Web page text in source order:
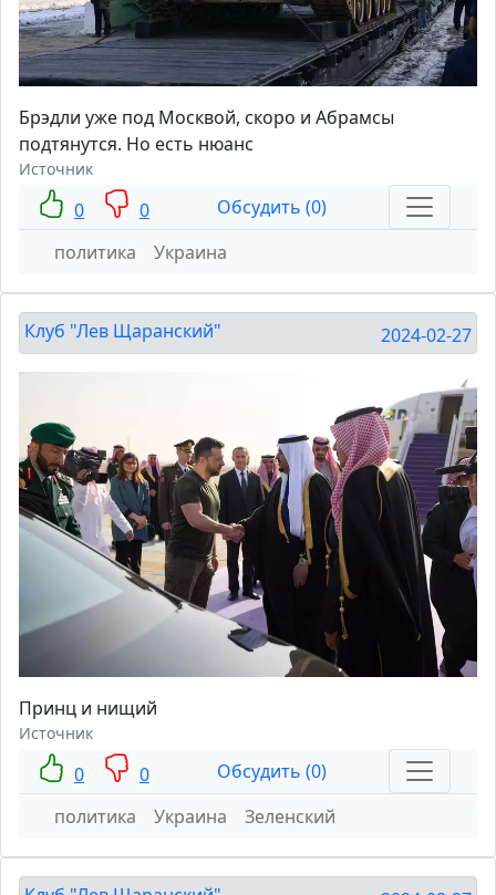
Брэдли уже под Москвой, скоро и Абрамсы
подтянутся. Но есть нюанс
Источник
0 0
Обсудить (0)
политика
Украина
Клуб "Лев Щаранский" 2024-02-27
Принц и нищий
Источник
0 0
Обсудить (0)
политика
Украина Зеленский